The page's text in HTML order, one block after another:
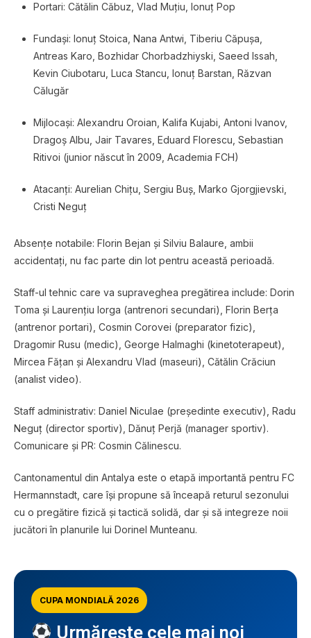
Portari: Cătălin Căbuz, Vlad Muțiu, Ionuț Pop
Fundași: Ionuț Stoica, Nana Antwi, Tiberiu Căpușa,
Antreas Karo, Bozhidar Chorbadzhiyski, Saeed Issah,
Kevin Ciubotaru, Luca Stancu, Ionuț Barstan, Răzvan
Călugăr
Mijlocași: Alexandru Oroian, Kalifa Kujabi, Antoni Ivanov,
Dragoș Albu, Jair Tavares, Eduard Florescu, Sebastian
Ritivoi (junior născut în 2009, Academia FCH)
Atacanți: Aurelian Chițu, Sergiu Buș, Marko Gjorgjievski,
Cristi Neguț
Absențe notabile: Florin Bejan și Silviu Balaure, ambii
accidentați, nu fac parte din lot pentru această perioadă.
Staff-ul tehnic care va supraveghea pregătirea include: Dorin
Toma și Laurențiu Iorga (antrenori secundari), Florin Berța
(antrenor portari), Cosmin Corovei (preparator fizic),
Dragomir Rusu (medic), George Halmaghi (kinetoterapeut),
Mircea Fățan și Alexandru Vlad (maseuri), Cătălin Crăciun
(analist video).
Staff administrativ: Daniel Niculae (președinte executiv), Radu
Neguț (director sportiv), Dănuț Perjă (manager sportiv).
Comunicare și PR: Cosmin Călinescu.
Cantonamentul din Antalya este o etapă importantă pentru FC
Hermannstadt, care își propune să înceapă returul sezonului
cu o pregătire fizică și tactică solidă, dar și să integreze noii
jucători în planurile lui Dorinel Munteanu.
CUPA MONDIALĂ 2026
Urmărește cele mai noi